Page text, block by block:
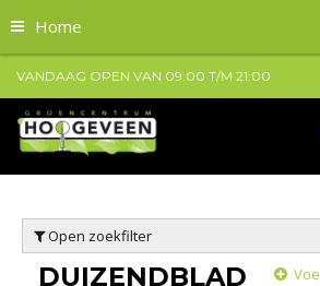
Home
VANDAAG OPEN VAN 09:00 T/M 21:00
Open zoekfilter
DUIZENDBLAD